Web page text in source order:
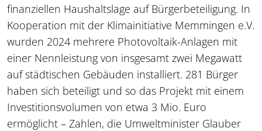
finanziellen Haushaltslage auf Bürgerbeteiligung. In
Kooperation mit der Klimainitiative Memmingen e.V.
wurden 2024 mehrere Photovoltaik-Anlagen mit
einer Nennleistung von insgesamt zwei Megawatt
auf städtischen Gebäuden installiert. 281 Bürger
haben sich beteiligt und so das Projekt mit einem
Investitionsvolumen von etwa 3 Mio. Euro
ermöglicht – Zahlen, die Umweltminister Glauber